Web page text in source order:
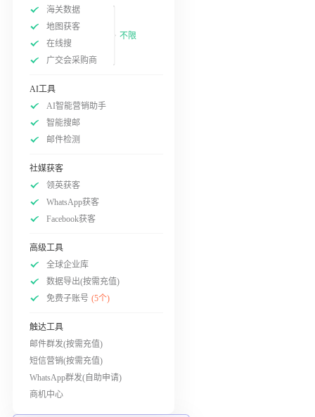
海关数据
地图获客
在线搜
广交会采购商
不限
AI工具
AI智能营销助手
智能搜邮
邮件检测
社媒获客
领英获客
WhatsApp获客
Facebook获客
高级工具
全球企业库
数据导出(按需充值)
免费子账号 (5个)
触达工具
邮件群发(按需充值)
短信营销(按需充值)
WhatsApp群发(自助申请)
商机中心